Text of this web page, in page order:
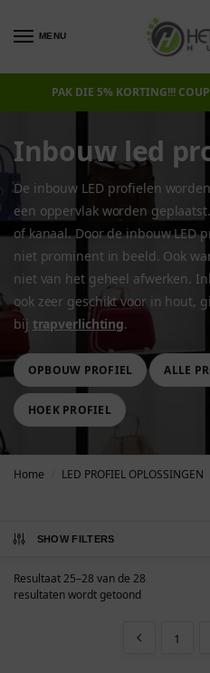
MENU
PAK DIE 5% KORTING!!!
Inbouw led
De inbouw LED profielen
een oppervlak worden
of kanaal. Door de inbouw LED
niet prominent in beeld. Ook
niet van het geheel afwerken.
ook zeer geschikt voor in hout,
bij trapverlichting.
OPBOUW PROFIEL ALLE
HOEK PROFIEL
Home LED PROFIEL OPLOSSINGEN
SHOW FILTERS
Resultaat 25–28 van de 28
resultaten wordt getoond
1